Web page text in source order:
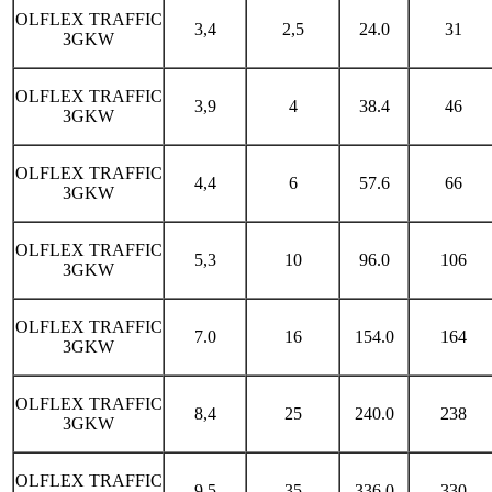
OLFLEX TRAFFIC
3GKW
3,4 2,5 24.0 31
OLFLEX TRAFFIC
3GKW
3,9 4 38.4 46
OLFLEX TRAFFIC
3GKW
4,4 6 57.6 66
OLFLEX TRAFFIC
3GKW
5,3 10 96.0 106
OLFLEX TRAFFIC
3GKW
7.0 16 154.0 164
OLFLEX TRAFFIC
3GKW
8,4 25 240.0 238
OLFLEX TRAFFIC